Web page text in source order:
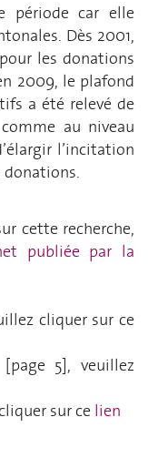
période car elle
Dès 2001,
les donations
2009, le plafond
a été relevé de
au niveau
l’incitation
cette recherche,
publiée par la
cliquer sur ce
5], veuillez
sur ce lien